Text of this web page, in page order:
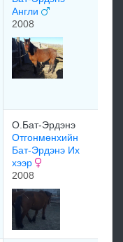
Англи
2008
О.Бат-Эрдэнэ
Отгонмөнхийн
Бат-Эрдэнэ Их
хээр
2008